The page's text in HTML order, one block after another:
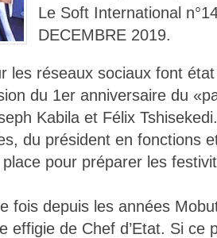
Le Soft International
DECEMBRE 2019.
les réseaux sociaux font état
du 1er anniversaire du
Kabila et Félix
du président en fonctions
pour préparer les
fois depuis les années
effigie de Chef d’Etat. Si ce